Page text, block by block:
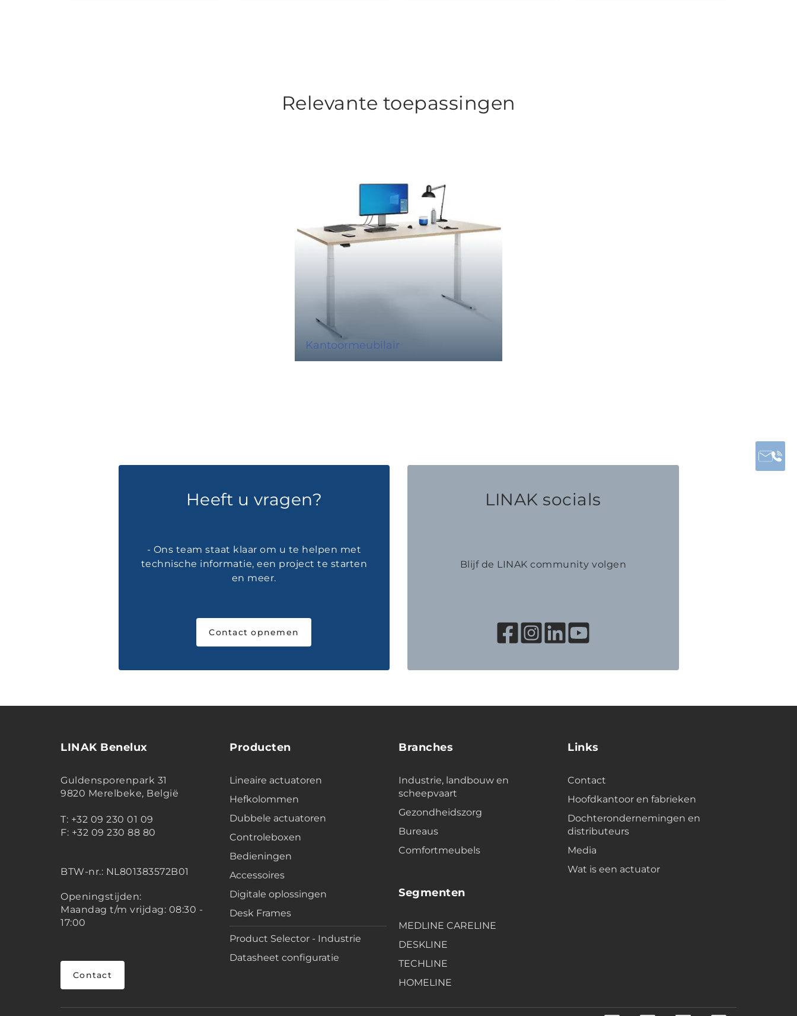
Relevante toepassingen
Kantoormeubilair
Heeft u vragen?
- Ons team staat klaar om u te helpen met
technische informatie, een project te starten
en meer.
Contact opnemen
LINAK socials
Blijf de LINAK community volgen
LINAK Benelux
Guldensporenpark 31
9820 Merelbeke, België
T: +32 09 230 01 09
F: +32 09 230 88 80
BTW-nr.: NL801383572B01
Openingstijden:
Maandag t/m vrijdag: 08:30 -
17:00
Contact
Producten
Lineaire actuatoren
Hefkolommen
Dubbele actuatoren
Controleboxen
Bedieningen
Accessoires
Digitale oplossingen
Desk Frames
Product Selector - Industrie
Datasheet configuratie
Branches
Industrie, landbouw en
scheepvaart
Gezondheidszorg
Bureaus
Comfortmeubels
Segmenten
MEDLINE CARELINE
DESKLINE
TECHLINE
HOMELINE
Links
Contact
Hoofdkantoor en fabrieken
Dochterondernemingen en
distributeurs
Media
Wat is een actuator